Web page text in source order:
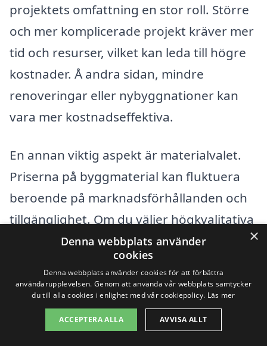
projektets omfattning en stor roll. Större
och mer komplicerade projekt kräver mer
tid och resurser, vilket kan leda till högre
kostnader. Å andra sidan, mindre
renoveringar eller nybyggnationer kan
vara mer kostnadseffektiva.
En annan viktig aspekt är materialvalet.
Priserna på byggmaterial kan fluktuera
beroende på marknadsförhållanden och
tillgänglighet. Om du väljer högkvalitativa
eller specialiserade material kan detta
påverka totalpriset för din
totalentreprenad i Årsunda. Dessutom
kan entreprenörens erfarenhet och
kompetens också påverka prissättningen.
×
Denna webbplats använder
cookies
Denna webbplats använder cookies för att förbättra
användarupplevelsen. Genom att använda vår webbplats samtycker
du till alla cookies i enlighet med vår cookiepolicy. Läs mer
ACCEPTERA ALLA AVVISA ALLT